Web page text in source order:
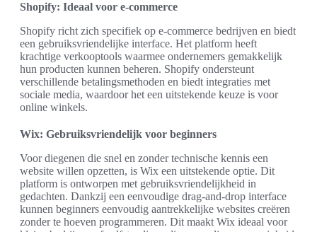
Shopify: Ideaal voor e-commerce
Shopify richt zich specifiek op e-commerce bedrijven en biedt
een gebruiksvriendelijke interface. Het platform heeft
krachtige verkooptools waarmee ondernemers gemakkelijk
hun producten kunnen beheren. Shopify ondersteunt
verschillende betalingsmethoden en biedt integraties met
sociale media, waardoor het een uitstekende keuze is voor
online winkels.
Wix: Gebruiksvriendelijk voor beginners
Voor diegenen die snel en zonder technische kennis een
website willen opzetten, is Wix een uitstekende optie. Dit
platform is ontworpen met gebruiksvriendelijkheid in
gedachten. Dankzij een eenvoudige drag-and-drop interface
kunnen beginners eenvoudig aantrekkelijke websites creëren
zonder te hoeven programmeren. Dit maakt Wix ideaal voor